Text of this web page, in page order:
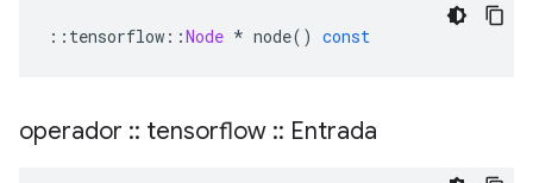
:: tensorflow ::Node * node() const
operador :: tensorflow :: Entrada